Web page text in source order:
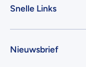
Snelle Links
Nieuwsbrief